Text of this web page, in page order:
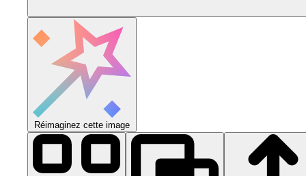
Réimaginez cette image